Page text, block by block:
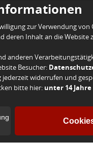
zur Verwendung
deren Inhalt an die
anderen
Besucher:
jederzeit widerrufen und
bitte hier: unter 14 Jahre